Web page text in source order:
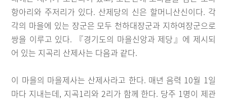
항아리와 주저리가 있다. 산제당의 신은 할머니산신이다. 각
각의 마을에 있는 장군은 모두 천하대장군과 지하여장군으로
쌍을 이루고 있다. 『경기도의 마을신앙과 제당』에 제시되
어 있는 지곡리 산제사는 다음과 같다.
이 마을의 마을제사는 산제사라고 한다. 매년 음력 10월 1일
마다 지내는데, 지곡1리와 2리가 함께 한다. 당주 1명이 제관